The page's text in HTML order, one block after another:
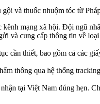
và thuốc nhuộm tóc từ
mạng xã hội. Đội ngũ
và cung cấp thông tin về
cần thiết, bao gồm cả các
thông qua hệ thống
tại Việt Nam đúng hẹn.